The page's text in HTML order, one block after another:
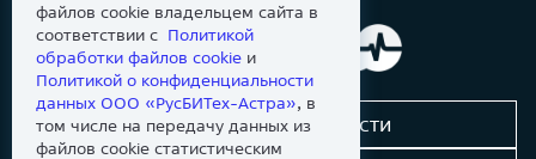
Сообщить об уязвимости
файлов cookie владельцем сайта в
соответствии с Политикой
обработки файлов сookie и
Политикой о конфиденциальности
данных ООО «РусБИТех-Астра», в
том числе на передачу данных из
файлов cookie статистическим